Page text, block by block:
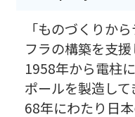
「ものづくりか
フラの構築を支援
1958年から電柱
ポールを製造して
68年にわたり日